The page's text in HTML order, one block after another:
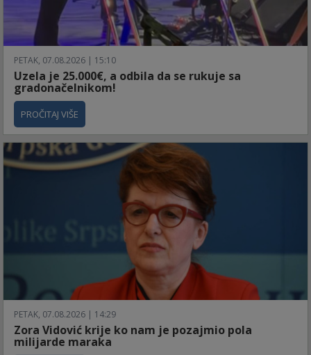
PETAK, 07.08.2026 | 15:10
Uzela je 25.000€, a odbila da se rukuje sa
gradonačelnikom!
PROČITAJ VIŠE
PETAK, 07.08.2026 | 14:29
Zora Vidović krije ko nam je pozajmio pola
milijarde maraka